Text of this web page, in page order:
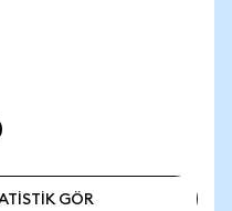
GÖR